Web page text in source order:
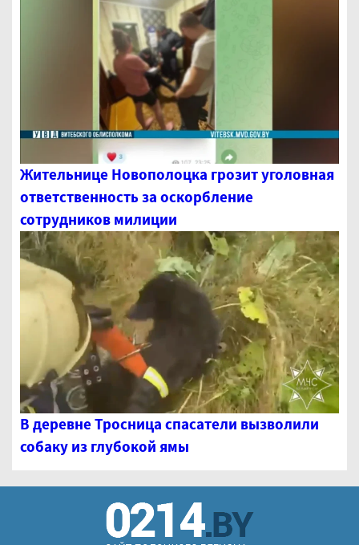
Жительнице Новополоцка грозит уголовная
ответственность за оскорбление
сотрудников милиции
В деревне Тросница спасатели вызволили
собаку из глубокой ямы